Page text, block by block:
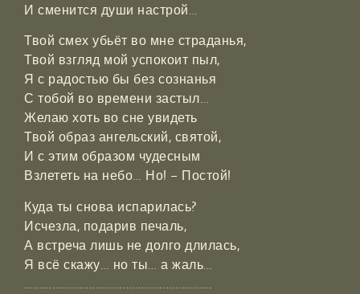
И сменится души настрой…
Твой смех убьёт во мне страданья,
Твой взгляд мой успокоит пыл,
Я с радостью бы без сознанья
С тобой во времени застыл…
Желаю хоть во сне увидеть
Твой образ ангельский, святой,
И с этим образом чудесным
Взлететь на небо… Но! – Постой!
Куда ты снова испарилась?
Исчезла, подарив печаль,
А встреча лишь не долго длилась,
Я всё скажу… но ты… а жаль…
…………………………………………………….